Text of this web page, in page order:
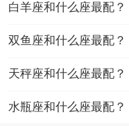
白羊座和什么座最配？
双鱼座和什么座最配？
天秤座和什么座最配？
水瓶座和什么座最配？